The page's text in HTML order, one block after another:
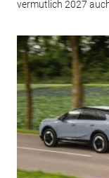
vermutlich 2027